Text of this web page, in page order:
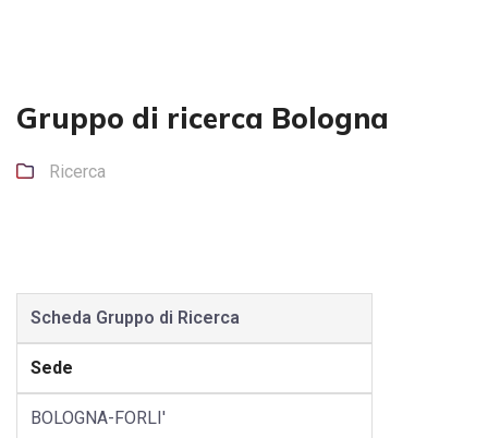
Gruppo di ricerca Bologna
Ricerca
Scheda Gruppo di Ricerca
Sede
BOLOGNA-FORLI'